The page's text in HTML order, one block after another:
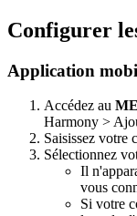
Configurer
Application
Accédez au
Harmony >
Saisissez votre
Sélectionnez
Il
vous
Si votre